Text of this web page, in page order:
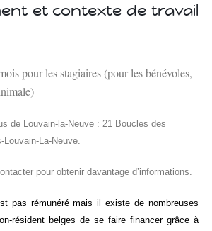
et contexte de travail
pour les stagiaires (pour les bénévoles,
de Louvain-la-Neuve : 21 Boucles des
La-Neuve.
pour obtenir davantage d’informations.
pas rémunéré mais il existe de nombreuses
résident belges de se faire financer grâce à